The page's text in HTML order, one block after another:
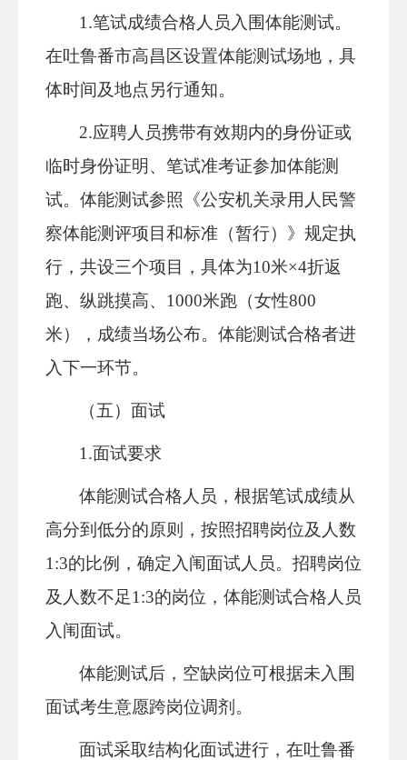
1.笔试成绩合格 人员入围体能测试。
在吐鲁番市高昌区设置体能测试场地，具
体时间及地点另行通知。
2.应聘人员携带有效期内的身份证或
临时身份证明、笔试准考证参加体能测
试。体能测试参照《公安机关录用人民警
察体能测评项目和标准（暂行）》规定执
行，共设三个项目，具体为10米×4折返
跑、纵跳摸高、1000米跑（女性800
米），成绩当场公布。体能测试合格者进
入下一环节。
（五）面试
1.面试要求
体能测试合格人员，根据笔试成绩从
高分到低分的原则，按照招聘岗位及人数
1:3的比例，确定入闱面试人员。招聘岗位
及人数不足1:3的岗位，体能测试合格人员
入闱面试。
体能测试后，空缺岗位可根据未入围
面试考生意愿跨岗位调剂。
面试采取结构化面试进行，在吐鲁番